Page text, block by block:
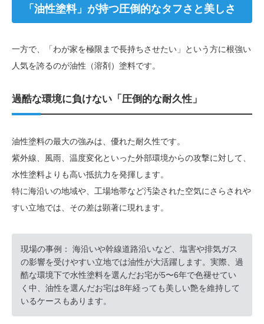
「油性塗料」が持つ圧倒的なタフさと美しさ
一方で、「わが家を極限まで長持ちさせたい」という方に根強い
人気を誇るのが油性（溶剤）塗料です。
過酷な環境に負けない「圧倒的な耐久性」
油性塗料の最大の強みは、優れた耐久性です。
紫外線、風雨、温度変化といった外部環境からの攻撃に対して、
水性塗料よりも高い抵抗力を発揮します。
特に海沿いの地域や、工場地帯など汚染された空気にさらされや
すい立地では、その差は顕著に現れます。
現場の事例： 海沿いや幹線道路沿いなど、塩害や排気ガス
の影響を受けやすい立地では油性が大活躍します。実際、過
酷な環境下で水性塗料を選んだお宅が5〜6年で色褪せてい
く中、油性を選んだお宅は8年経っても美しい艶を維持して
いるケースもあります。